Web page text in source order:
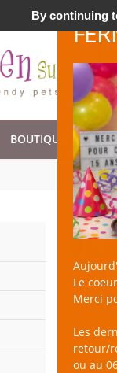
et Nac !
Le
Merci
Les
retour/
ou au
BOUTIQUE CHAT
un
Large
By continuing